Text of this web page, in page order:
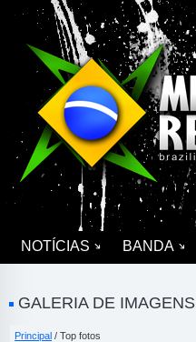
NOTÍCIAS BANDA
GALERIA DE IMAGENS
Principal / Top fotos